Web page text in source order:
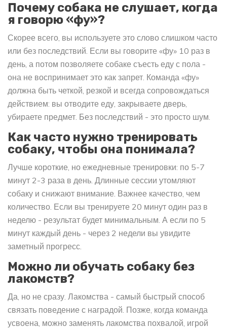
Почему собака не слушает, когда
я говорю «фу»?
Скорее всего, вы используете это слово слишком часто
или без последствий. Если вы говорите «фу» 10 раз в
день, а потом позволяете собаке съесть еду с пола -
она не воспринимает это как запрет. Команда «фу»
должна быть четкой, резкой и всегда сопровождаться
действием: вы отводите еду, закрываете дверь,
убираете предмет. Без последствий - это просто шум.
Как часто нужно тренировать
собаку, чтобы она понимала?
Лучше короткие, но ежедневные тренировки: по 5-7
минут 2-3 раза в день. Длинные сессии утомляют
собаку и снижают внимание. Важнее качество, чем
количество. Если вы тренируете 20 минут один раз в
неделю - результат будет минимальным. А если по 5
минут каждый день - через 2 недели вы увидите
заметный прогресс.
Можно ли обучать собаку без
лакомств?
Да, но не сразу. Лакомства - самый быстрый способ
связать поведение с наградой. Позже, когда команда
усвоена, можно заменять лакомства похвалой, игрой